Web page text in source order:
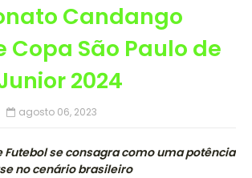
Candango
Copa São Paulo de
2024
agosto 06, 2023
Futebol se consagra como uma potência
no cenário brasileiro